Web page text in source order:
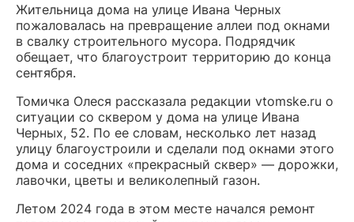
Жительница дома на улице Ивана Черных
пожаловалась на превращение аллеи под окнами
в свалку строительного мусора. Подрядчик
обещает, что благоустроит территорию до конца
сентября.
Томичка Олеся рассказала редакции vtomske.ru о
ситуации со сквером у дома на улице Ивана
Черных, 52. По ее словам, несколько лет назад
улицу благоустроили и сделали под окнами этого
дома и соседних «прекрасный сквер» — дорожки,
лавочки, цветы и великолепный газон.
Летом 2024 года в этом месте начался ремонт